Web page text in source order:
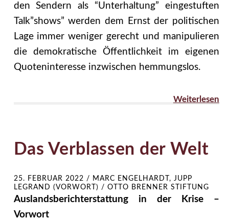
den Sendern als “Unterhaltung” eingestuften
Talk”shows” werden dem Ernst der politischen
Lage immer weniger gerecht und manipulieren
die demokratische Öffentlichkeit im eigenen
Quoteninteresse inzwischen hemmungslos.
Weiterlesen
Das Verblassen der Welt
25. FEBRUAR 2022 / MARC ENGELHARDT, JUPP
LEGRAND (VORWORT) / OTTO BRENNER STIFTUNG
Auslandsberichterstattung in der Krise –
Vorwort